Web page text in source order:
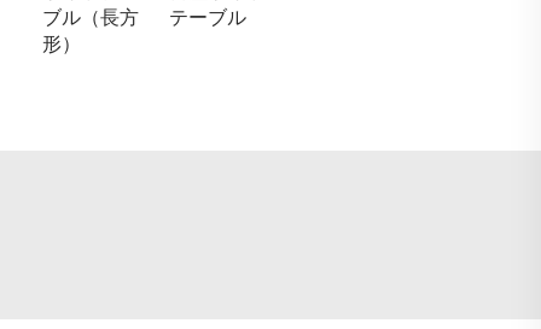
ブル（長方
形）
テーブル